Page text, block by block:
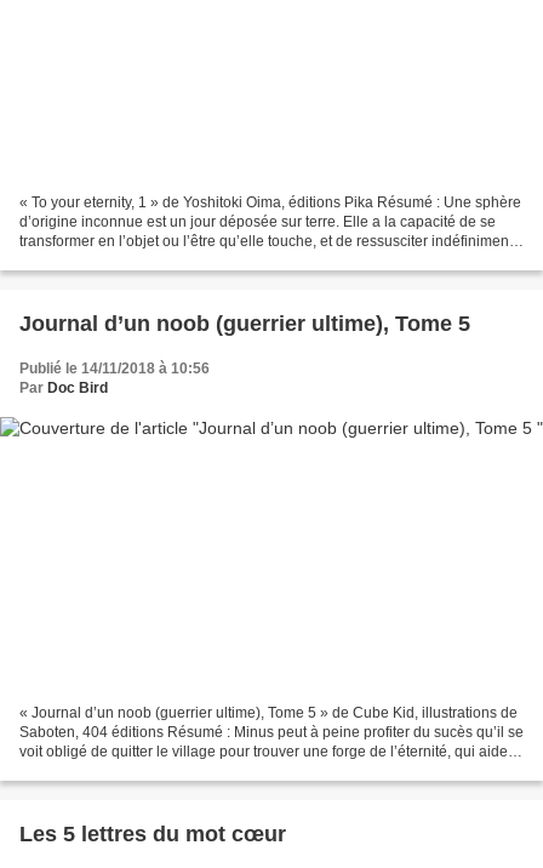
« To your eternity, 1 » de Yoshitoki Oima, éditions Pika Résumé : Une sphère
d’origine inconnue est un jour déposée sur terre. Elle a la capacité de se
transformer en l’objet ou l’être qu’elle touche, et de ressusciter indéfiniment.
Journal d’un noob (guerrier ultime), Tome 5
Publié le 14/11/2018 à 10:56
Par Doc Bird
« Journal d’un noob (guerrier ultime), Tome 5 » de Cube Kid, illustrations de
Saboten, 404 éditions Résumé : Minus peut à peine profiter du sucès qu’il se
voit obligé de quitter le village pour trouver une forge de l’éternité, qui aidera
Les 5 lettres du mot cœur